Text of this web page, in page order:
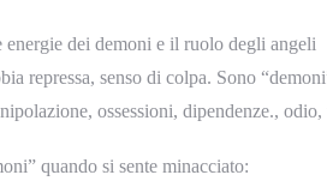
dei demoni e il ruolo degli angeli
repressa, senso di colpa. Sono
ossessioni, dipendenze.,
quando si sente minacciato: